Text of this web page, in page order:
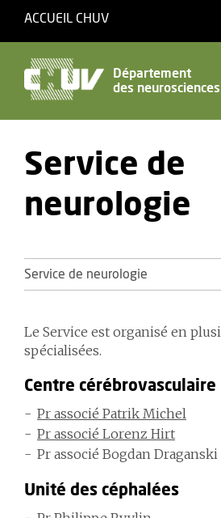
ACCUEIL CHUV
Français
Accessibilité
Département
des
Service de
neurologie
Service de neurologie
Le Service est organisé en
spécialisées.
Centre cérébrovasculaire
Pr associé Patrik Michel
Pr associé Lorenz Hirt
Pr associé Bogdan Draganski
Unité des céphalées